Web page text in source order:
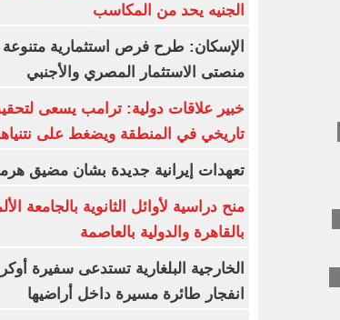
الجنيه يحد من المكاسب
الإسكان: طرح فرص استثمارية
منصتى الاستثمار المصري والأجنبي
خبير علاقات دولية: ترامب يسعى
تاريخي في المنطقة ويضغط على
تعهدات إيرانية جديدة بشان مضيق
منح دراسية لأوائل الثانوية بالجامعة
بالقاهرة والدولية بالعاصمة
الخارجية البلغارية تستدعى سفيرة
انفجار طائرة مسيرة داخل أراضيها